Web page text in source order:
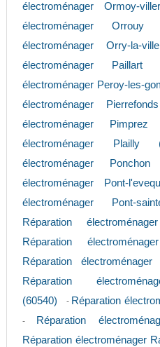
électroménager Ormoy-
électroménager Orrouy
électroménager Orry-la-
électroménager Paillart
électroménager Peroy-les-
électroménager
électroménager Pimprez
électroménager Plailly
électroménager Ponchon
électroménager Pont-
électroménager Pont-
Réparation
Réparation
Réparation
Réparation
(60540)
- Réparation
- Réparation
Réparation électroménager